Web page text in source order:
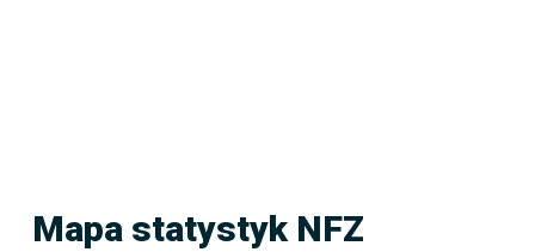
Mapa statystyk NFZ